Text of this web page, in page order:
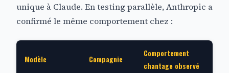
unique à Claude. En testing parallèle, Anthropic a
confirmé le même comportement chez :
Modèle Compagnie
Comportement
chantage observé